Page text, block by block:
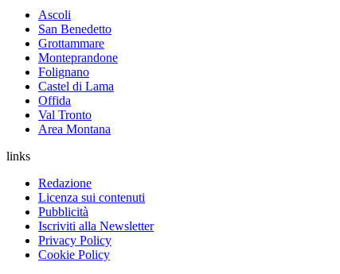
Ascoli
San Benedetto
Grottammare
Monteprandone
Folignano
Castel di Lama
Offida
Val Tronto
Area Montana
links
Redazione
Licenza sui contenuti
Pubblicità
Iscriviti alla Newsletter
Privacy Policy
Cookie Policy